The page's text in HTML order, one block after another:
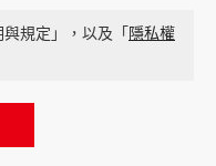
規定」，以及「 隱私權